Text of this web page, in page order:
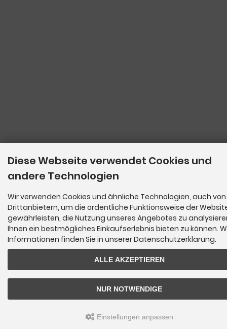
Diese Webseite verwendet Cookies und
andere Technologien
Wir verwenden Cookies und ähnliche Technologien, auch von
Drittanbietern, um die ordentliche Funktionsweise der
gewährleisten, die Nutzung unseres Angebotes zu
Ihnen ein bestmögliches Einkaufserlebnis bieten zu können.
Informationen finden Sie in unserer Datenschutzerklärung.
ALLE AKZEPTIEREN
NUR NOTWENDIGE
Einstellungen anpassen